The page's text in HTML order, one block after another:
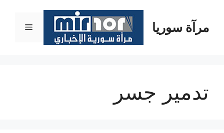
المحتوىمرآة سوريا القائمة
تدمير جسر